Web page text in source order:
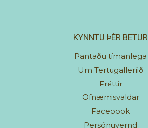
KYNNTU ÞÉR BETUR
Pantaðu tímanlega
Um Tertugalleríið
Fréttir
Ofnæmisvaldar
Facebook
Persónuvernd